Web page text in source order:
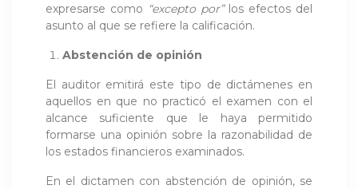
expresarse como “excepto por” los efectos del
asunto al que se refiere la calificación.
Abstención de opinión
El auditor emitirá este tipo de dictámenes en
aquellos en que no practicó el examen con el
alcance suficiente que le haya permitido
formarse una opinión sobre la razonabilidad de
los estados financieros examinados.
En el dictamen con abstención de opinión, se